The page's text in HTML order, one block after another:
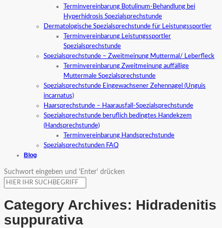
Terminvereinbarung Botulinum-Behandlung bei
Hyperhidrosis Spezialsprechstunde
Dermatologische Spezialsprechstunde für Leistungssportler
Terminvereinbarung Leistungssportler
Spezialsprechstunde
Spezialsprechstunde – Zweitmeinung Muttermal/ Leberfleck
Terminvereinbarung Zweitmeinung auffällige
Muttermale Spezialsprechstunde
Spezialsprechstunde Eingewachsener Zehennagel (Unguis
incarnatus)
Haarsprechstunde – Haarausfall-Spezialsprechstunde
Spezialsprechstunde beruflich bedingtes Handekzem
(Handsprechstunde)
Terminvereinbarung Handsprechstunde
Spezialsprechstunden FAQ
Blog
Suchwort eingeben und 'Enter' drücken
Category Archives: Hidradenitis
suppurativa